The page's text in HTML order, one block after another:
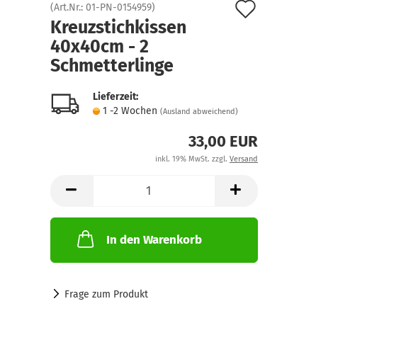
(Art.Nr.: 01-PN-0154959)
Kreuzstichkissen
40x40cm - 2
Schmetterlinge
Lieferzeit:
1 -2 Wochen (Ausland abweichend)
33,00 EUR
inkl. 19% MwSt. zzgl. Versand
In den Warenkorb
Frage zum Produkt